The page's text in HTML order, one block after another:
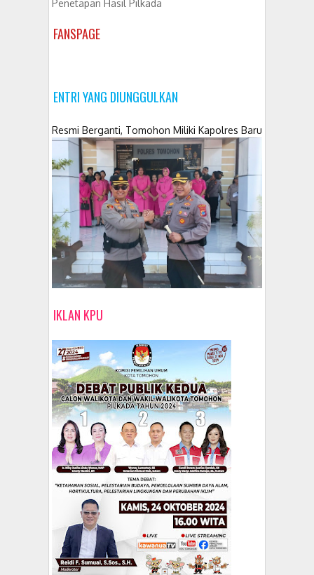
Penetapan Hasil Pilkada
FANSPAGE
ENTRI YANG DIUNGGULKAN
Resmi Berganti, Tomohon Miliki Kapolres Baru
IKLAN KPU